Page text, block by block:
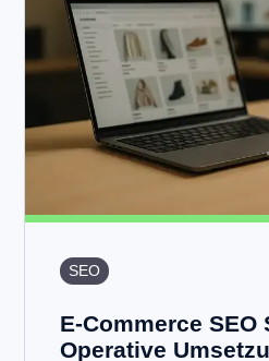
SEO
E-Commerce SEO
Operative